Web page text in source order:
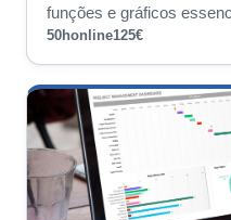
funções e gráficos
50honline125€